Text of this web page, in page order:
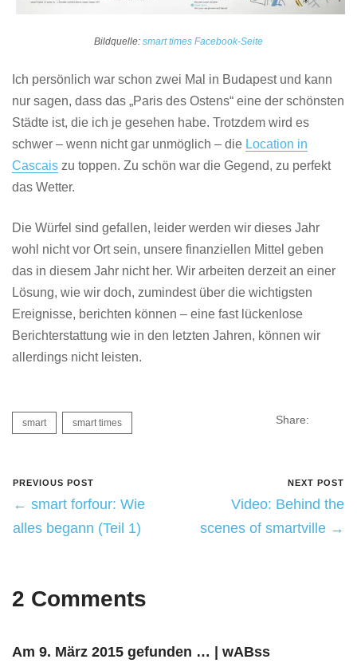
Bildquelle: smart times Facebook-Seite
Ich persönlich war schon zwei Mal in Budapest und kann
nur sagen, dass das „Paris des Ostens“ eine der schönsten
Städte ist, die ich je gesehen habe. Trotzdem wird es
schwer – wenn nicht gar unmöglich – die Location in
Cascais zu toppen. Zu schön war die Gegend, zu perfekt
das Wetter.
Die Würfel sind gefallen, leider werden wir dieses Jahr
wohl nicht vor Ort sein, unsere finanziellen Mittel geben
das in diesem Jahr nicht her. Wir arbeiten derzeit an einer
Lösung, wie wir doch, zumindest über die wichtigsten
Ereignisse, berichten können – eine fast lückenlose
Berichterstattung wie in den letzten Jahren, können wir
allerdings nicht leisten.
smart smart times Share:
PREVIOUS POST
← smart forfour: Wie
alles begann (Teil 1)
NEXT POST
Video: Behind the
scenes of smartville →
2 Comments
Am 9. März 2015 gefunden … | wABss